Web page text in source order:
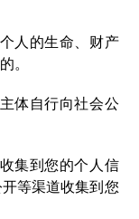
人的生命、财产
。
体自行向社会公
集到您的个人信
等渠道收集到您